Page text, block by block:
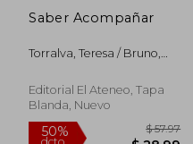
Saber Acompañar
Torralva, Teresa / Bruno,
Agostina / Bustin, Julian
Editorial El Ateneo, Tapa
Blanda, Nuevo